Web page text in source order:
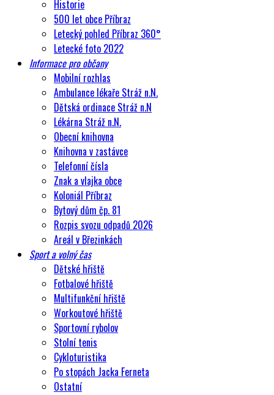
Historie
500 let obce Příbraz
Letecký pohled Příbraz 360°
Letecké foto 2022
Informace pro občany
Mobilní rozhlas
Ambulance lékaře Stráž n.N.
Dětská ordinace Stráž n.N
Lékárna Stráž n.N.
Obecní knihovna
Knihovna v zastávce
Telefonní čísla
Znak a vlajka obce
Koloniál Příbraz
Bytový dům čp. 81
Rozpis svozu odpadů 2026
Areál v Březinkách
Sport a volný čas
Dětské hřiště
Fotbalové hřiště
Multifunkční hřiště
Workoutové hřiště
Sportovní rybolov
Stolní tenis
Cykloturistika
Po stopách Jacka Ferneta
Ostatní